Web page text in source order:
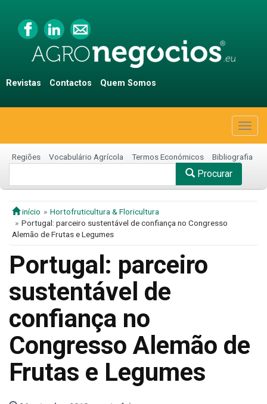
Revistas Contactos Quem Somos
Regiões Vocabulário Agrícola Termos Económicos Bibliografia
Procurar
início
Hortofruticultura & Floricultura
Portugal: parceiro sustentável de confiança no Congresso
Alemão de Frutas e Legumes
Portugal: parceiro
sustentável de
confiança no
Congresso Alemão de
Frutas e Legumes